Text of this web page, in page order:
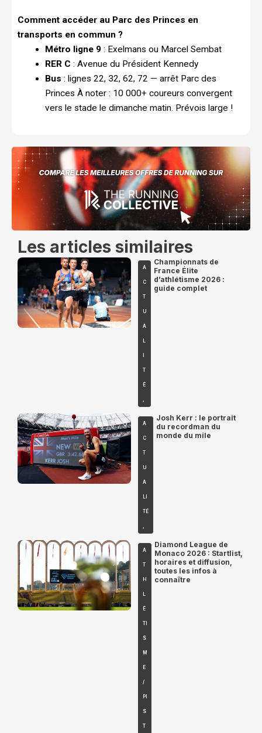
Comment accéder au Parc des Princes en
transports en commun ?
Métro ligne 9: Exelmans ou Marcel Sembat
RER C : Avenue du Président Kennedy
Bus : lignes 22, 32, 62, 72 — arrêt Parc des
Princes À noter : 10 000+ coureurs convergent
vers le stade le dimanche matin. Prévois large !
Les articles similaires
A
C
T
U
A
L
T
É
,
Championnats de
France Élite
d’athlétisme 2026 :
guide complet
A
C
T
U
A
LI
TÉ
,
Josh Kerr : le portrait
du recordman du
monde du mile
A
T
H
L
É
TI
S
M
E
/
PI
S
T
Diamond League de
Monaco 2026 : Startlist,
horaires et diffusion,
toutes les infos à
connaître